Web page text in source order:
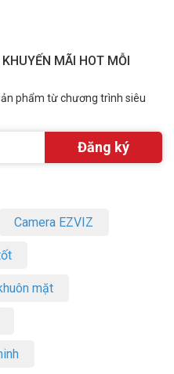
MÃI HOT MỖI
phẩm từ chương trình siêu
Camera EZVIZ
mặt